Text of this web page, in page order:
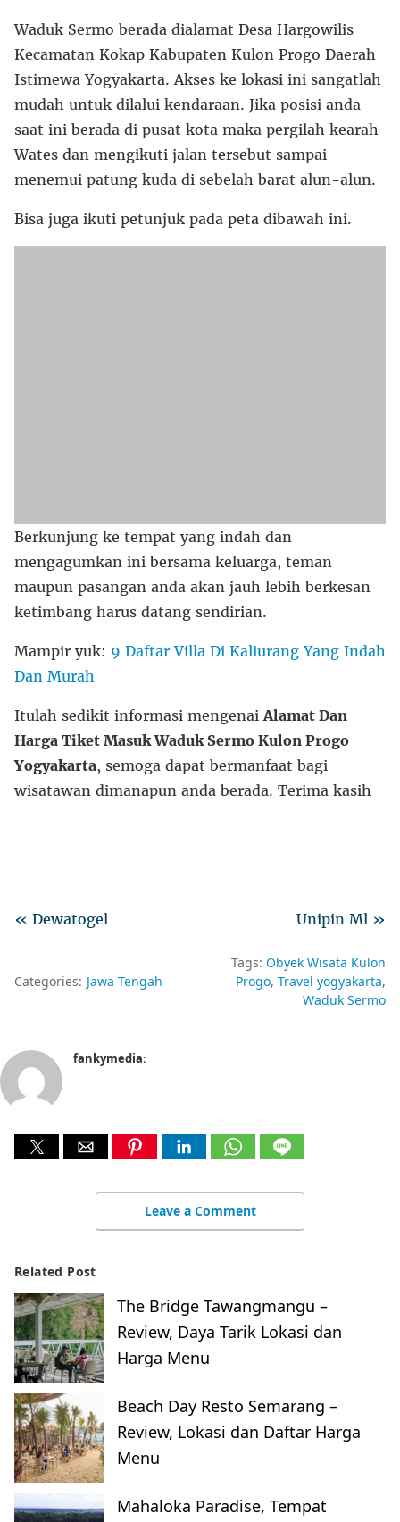
Waduk Sermo berada dialamat Desa Hargowilis
Kecamatan Kokap Kabupaten Kulon Progo Daerah
Istimewa Yogyakarta. Akses ke lokasi ini sangatlah
mudah untuk dilalui kendaraan. Jika posisi anda
saat ini berada di pusat kota maka pergilah kearah
Wates dan mengikuti jalan tersebut sampai
menemui patung kuda di sebelah barat alun-alun.
Bisa juga ikuti petunjuk pada peta dibawah ini.
Berkunjung ke tempat yang indah dan
mengagumkan ini bersama keluarga, teman
maupun pasangan anda akan jauh lebih berkesan
ketimbang harus datang sendirian.
Mampir yuk: 9 Daftar Villa Di Kaliurang Yang Indah
Dan Murah
Itulah sedikit informasi mengenai Alamat Dan
Harga Tiket Masuk Waduk Sermo Kulon Progo
Yogyakarta, semoga dapat bermanfaat bagi
wisatawan dimanapun anda berada. Terima kasih
Unipin Ml »
« Dewatogel
Categories: Jawa Tengah
Tags: Obyek Wisata Kulon
Progo Travel yogyakarta
Waduk Sermo
fankymedia:
Leave a Comment
Related Post
The Bridge Tawangmangu –
Review, Daya Tarik Lokasi dan
Harga Menu
Beach Day Resto Semarang –
Review, Lokasi dan Daftar Harga
Menu
Mahaloka Paradise, Tempat